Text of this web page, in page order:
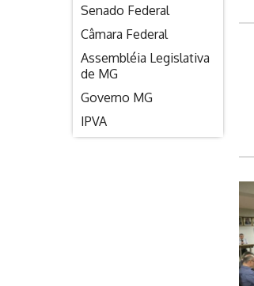
Senado Federal
Câmara Federal
Assembléia Legislativa
de MG
Governo MG
IPVA